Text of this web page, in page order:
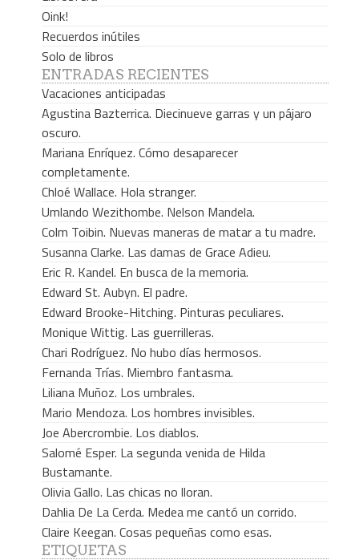
Oink!
Recuerdos inútiles
Solo de libros
ENTRADAS RECIENTES
Vacaciones anticipadas
Agustina Bazterrica. Diecinueve garras y un pájaro
oscuro.
Mariana Enríquez. Cómo desaparecer
completamente.
Chloé Wallace. Hola stranger.
Umlando Wezithombe. Nelson Mandela.
Colm Toibin. Nuevas maneras de matar a tu madre.
Susanna Clarke. Las damas de Grace Adieu.
Eric R. Kandel. En busca de la memoria.
Edward St. Aubyn. El padre.
Edward Brooke-Hitching. Pinturas peculiares.
Monique Wittig. Las guerrilleras.
Chari Rodríguez. No hubo días hermosos.
Fernanda Trías. Miembro fantasma.
Liliana Muñoz. Los umbrales.
Mario Mendoza. Los hombres invisibles.
Joe Abercrombie. Los diablos.
Salomé Esper. La segunda venida de Hilda
Bustamante.
Olivia Gallo. Las chicas no lloran.
Dahlia De La Cerda. Medea me cantó un corrido.
Claire Keegan. Cosas pequeñas como esas.
ETIQUETAS